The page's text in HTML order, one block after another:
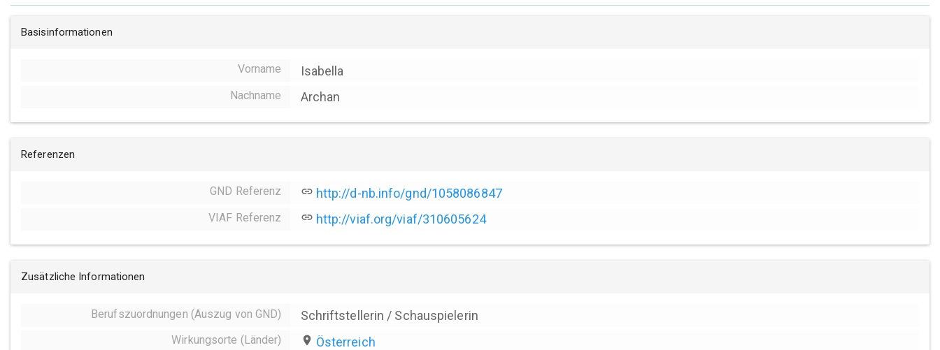
Basisinformationen
Vorname Isabella
Nachname Archan
Referenzen
GND Referenz link http://d-nb.info/gnd/1058086847
VIAF Referenz link http://viaf.org/viaf/310605624
Zusätzliche Informationen
Berufszuordnungen (Auszug von GND) Schriftstellerin / Schauspielerin
Wirkungsorte (Länder) place Österreich